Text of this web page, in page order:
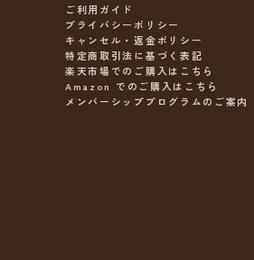
ご利用ガイド
プライバシーポリシー
キャンセル・返金ポリシー
特定商取引法に基づく表記
楽天市場でのご購入はこちら
Amazon でのご購入はこちら
メンバーシッププログラムのご案内